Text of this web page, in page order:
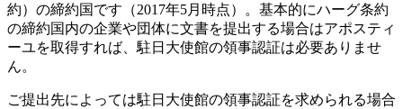
約）の締約国です（2017年5月時点）。基本的にハーグ条約
の締約国内の企業や団体に文書を提出する場合はアポスティ
ーユを取得すれば、駐日大使館の領事認証は必要ありませ
ん。
ご提出先によっては駐日大使館の領事認証を求められる場合